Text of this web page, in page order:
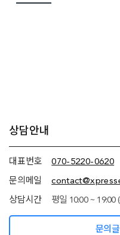
추가
네임서버
정보)
상담안내
대표번호 070-5220-0620
문의메일
상담시간 평일 10:00 ~ 19:00
문의